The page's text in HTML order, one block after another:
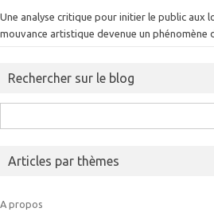
Une analyse critique pour initier le public aux
mouvance artistique devenue un phénomène
Rechercher sur le blog
Articles par thèmes
A propos